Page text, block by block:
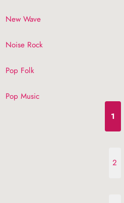
New Wave
Noise Rock
Pop Folk
Pop Music
1
2